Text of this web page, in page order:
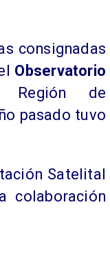
consignadas
Observatorio
de
pasado tuvo
Satelital
colaboración